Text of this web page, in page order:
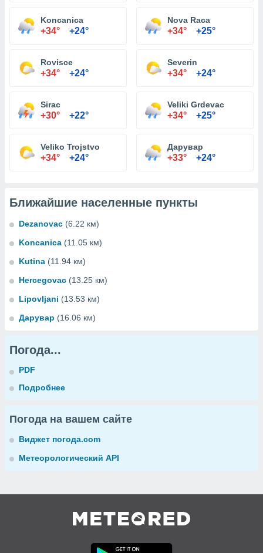
Koncanica
+34° +24°
Nova Raca
+34° +25°
Rovisce
+34° +24°
Severin
+34° +24°
Sirac
+30° +22°
Veliki Grdevac
+34° +25°
Veliko Trojstvo
+34° +24°
Дарувар
+33° +24°
Ближайшие населенные пункты
Dezanovac (6.22 км)
Koncanica (11.05 км)
Kutina (11.94 км)
Hercegovac (13.25 км)
Lipovljani (13.53 км)
Дарувар (16.06 км)
Погода...
PDF
Подробнее
Погода на вашем сайте
Виджет погода.com
Метеорологический API